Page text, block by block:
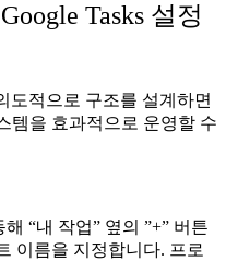
Tasks 설정
도적으로 구조를 설계하면
템을 효과적으로 운영할 수
“내 작업” 옆의 ”+” 버튼
이름을 지정합니다. 프로